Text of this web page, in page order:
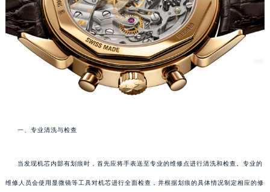
一、专业清洗与检查
当发现机芯内部有划痕时，首先应将手表送至专业的维修点进行清洗和检查。专业的
维修人员会使用显微镜等工具对机芯进行全面检查，并根据划痕的具体情况制定相应的修